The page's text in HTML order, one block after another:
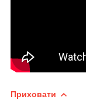
Приховати